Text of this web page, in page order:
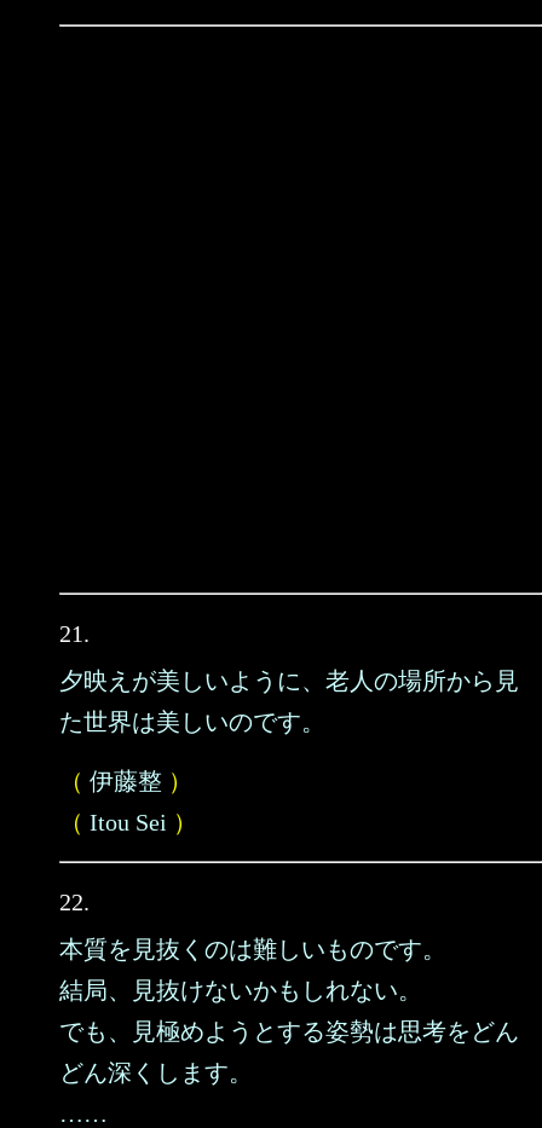
21.
夕映えが美しいように、老人の場所から見
た世界は美しいのです。
（ 伊藤整 ）
（ Itou Sei ）
22.
本質を見抜くのは難しいものです。
結局、見抜けないかもしれない。
でも、見極めようとする姿勢は思考をどん
どん深くします。
……